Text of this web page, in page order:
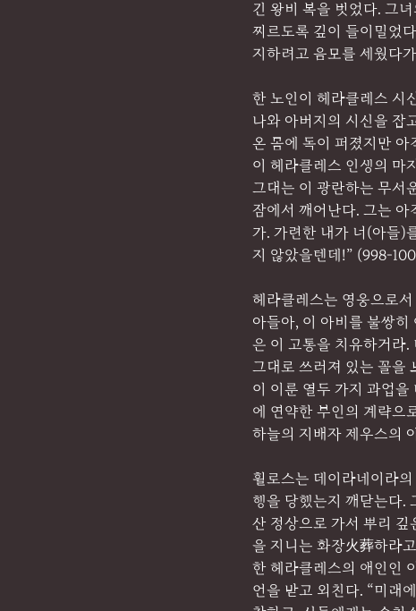
긴 왕비 복을 벗었다. 그
찌르도록 깊이 들이밀었
지하려고 음모를 세웠다
한 노인이 헤라클레스 시
나와 아버지의 시신을 잡
온 몸에 독이 퍼졌지만 아
이 헤라클레스 인생의 마
그대는 이 광란하는 무서
잠에서 깨어난다. 그는 아
가. 가련한 내가 너(아들)
지 않았을텐데!” (998-
헤라클레스는 영웅으로
아들아, 이 아비를 불쌍
은 이 고통을 치유하거라.
그대로 쓰러져 있는 꼴을
이 이룬 열두 가지 과업을
에 연약한 부인의 계략으
하늘의 지배자 제우스의
휠로스는 데이라네이라
행을 당했는지 깨닫는다.
산 정상으로 가서 뿌리 깊
을 지니는 화장火葬하라
한 헤라클레스의 애인인
언을 받고 외친다. “미래